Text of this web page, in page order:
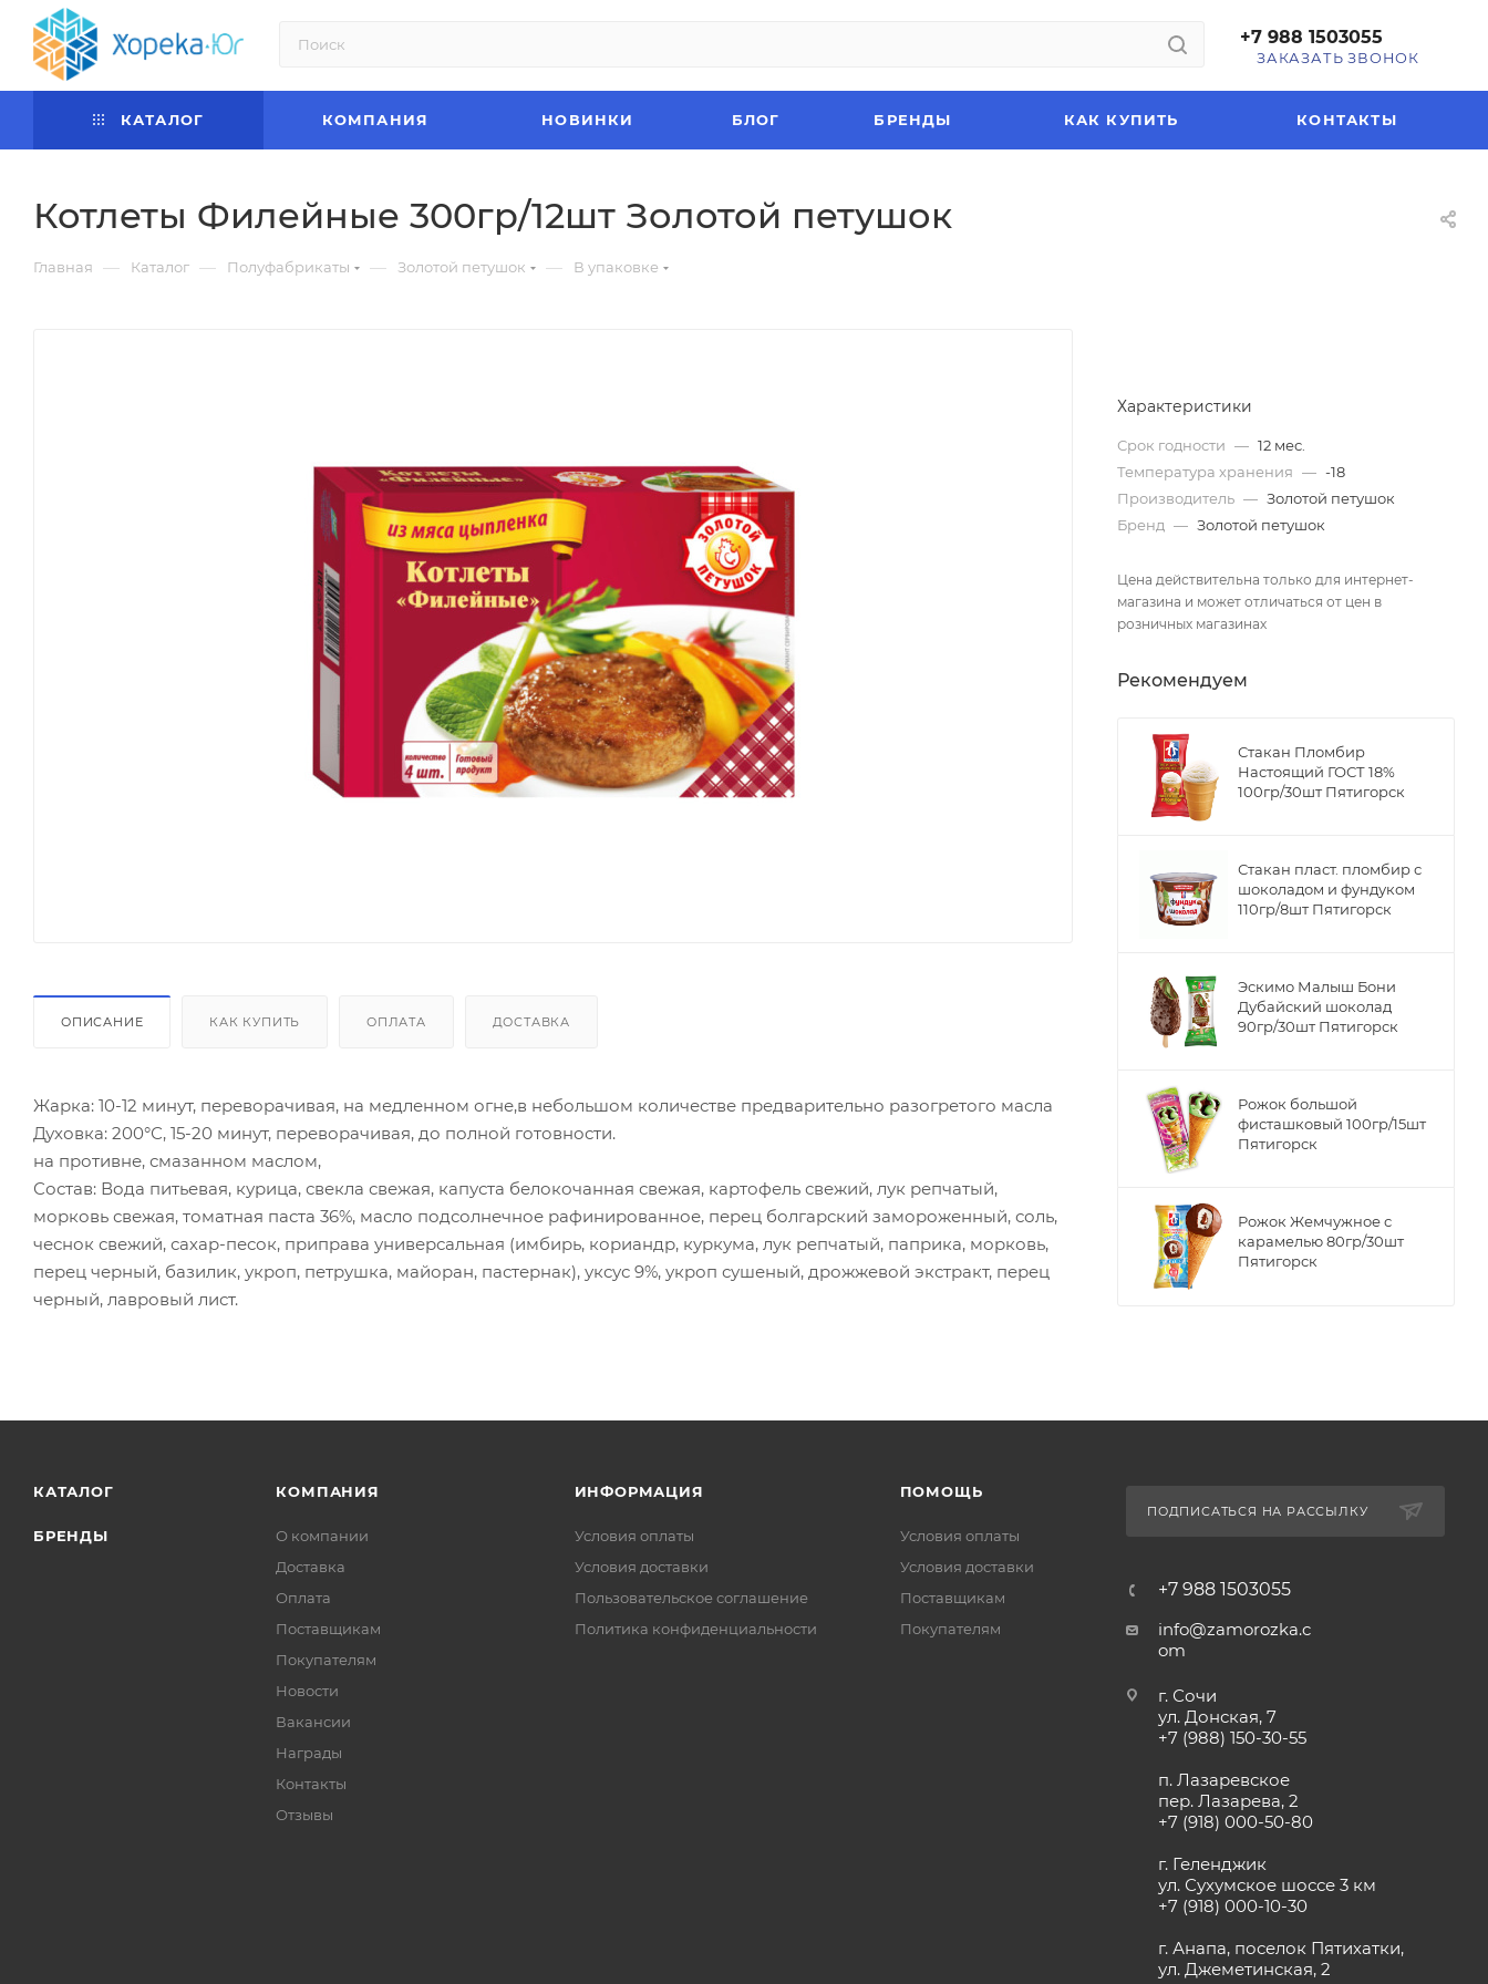
+7 988 1503055
ЗАКАЗАТЬ ЗВОНОК
КАТАЛОГ КОМПАНИЯ НОВИНКИ БЛОГ БРЕНДЫ КАК КУПИТЬ КОНТАКТЫ
Котлеты Филейные 300гр/12шт Золотой петушок
Главная — Каталог — Полуфабрикаты — Золотой петушок — В упаковке
ОПИСАНИЕ КАК КУПИТЬ ОПЛАТА ДОСТАВКА
Жарка: 10-12 минут, переворачивая, на медленном огне,в небольшом количестве предварительно разогретого масла
Духовка: 200°С, 15-20 минут, переворачивая, до полной готовности.
на противне, смазанном маслом,
Состав: Вода питьевая, курица, свекла свежая, капуста белокочанная свежая, картофель свежий, лук репчатый,
морковь свежая, томатная паста 36%, масло подсолнечное рафинированное, перец болгарский замороженный, соль,
чеснок свежий, сахар-песок, приправа универсальная (имбирь, кориандр, куркума, лук репчатый, паприка, морковь,
перец черный, базилик, укроп, петрушка, майоран, пастернак), уксус 9%, укроп сушеный, дрожжевой экстракт, перец
черный, лавровый лист.
Характеристики
Срок годности — 12 мес.
Температура хранения — -18
Производитель — Золотой петушок
Бренд — Золотой петушок
Цена действительна только для интернет-
магазина и может отличаться от цен в
розничных магазинах
Рекомендуем
Стакан Пломбир
Настоящий ГОСТ 18%
100гр/30шт Пятигорск
Стакан пласт. пломбир с
шоколадом и фундуком
110гр/8шт Пятигорск
Эскимо Малыш Бони
Дубайский шоколад
90гр/30шт Пятигорск
Рожок большой
фисташковый 100гр/15шт
Пятигорск
Рожок Жемчужное с
карамелью 80гр/30шт
Пятигорск
КАТАЛОГ
БРЕНДЫ
КОМПАНИЯ
О компании
Доставка
Оплата
Поставщикам
Покупателям
Новости
Вакансии
Награды
Контакты
Отзывы
ИНФОРМАЦИЯ
Условия оплаты
Условия доставки
Пользовательское соглашение
Политика конфиденциальности
ПОМОЩЬ
Условия оплаты
Условия доставки
Поставщикам
Покупателям
ПОДПИСАТЬСЯ НА РАССЫЛКУ
+7 988 1503055
info@zamorozka.c
om
г. Сочи
ул. Донская, 7
+7 (988) 150-30-55
п. Лазаревское
пер. Лазарева, 2
+7 (918) 000-50-80
г. Геленджик
ул. Сухумское шоссе 3 км
+7 (918) 000-10-30
г. Анапа, поселок Пятихатки,
ул. Джеметинская, 2